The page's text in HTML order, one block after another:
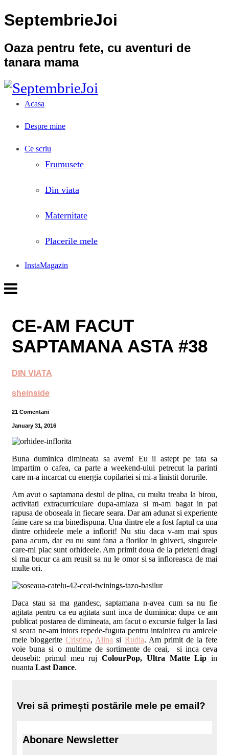
SeptembrieJoi
Oaza pentru fete, cu aventuri de
tanara mama
Acasa
Despre mine
Ce scriu
Frumusete
Din viata
Maternitate
Placerile mele
InstaMagazin
CE-AM FACUT
SAPTAMANA ASTA #38
DIN VIATA
sheinside
21 Comentarii
January 31, 2016
Buna duminica dimineata sa avem! Eu il astept pe tata sa
impartim o cafea, ca parte a weekend-ului petrecut la parinti
care m-a incarcat cu energia copilariei si mi-a linistit dorurile.
Am avut o saptamana destul de plina, cu multa treaba la birou,
activitati extracurriculare dupa-amiaza si m-am bagat in pat
rapusa de oboseala in fiecare seara. Dar am adunat si experiente
faine care sa ma binedispuna. Una dintre ele a fost faptul ca una
dintre orhideele mele a inflorit! Nu stiu daca v-am mai spus
pana acum, dar eu nu sunt fana a florilor in ghiveci, singurele
care-mi plac sunt orhideele. Am primit doua de la prieteni dragi
si ma bucur ca am reusit sa nu le omor si sa infloreasca de mai
multe ori.
Daca stau sa ma gandesc, saptamana n-avea cum sa nu fie
agitata pentru ca eu agitata sunt inca de duminica: dupa ce am
publicat postarea de dimineata, am facut o excursie fulger la Iasi
si seara ne-am intors repede-fuguta pentru intalnirea cu amicele
mele bloggeriteCristina, Alina si Rudia. Am primit de la fete
voie buna si o multime de sortimente de ceai, si inca ceva
deosebit: primul meu ruj ColourPop, Ultra Matte Lip in
nuanta Last Dance.
Vrei să primești postările mele pe email?
Abonare Newsletter